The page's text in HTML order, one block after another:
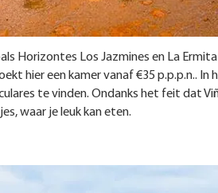
Horizontes Los Jazmines en La
hier een kamer vanaf €35 p.p.p.n.. In
te vinden. Ondanks het feit dat
waar je leuk kan eten.